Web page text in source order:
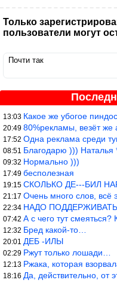
Только
пользователи могут
Почти так
13:03 Какое же убогое
20:49 80%рекламы, везёт же
17:52 Одна реклама среди
08:51 Благодарю ))) Наталья
09:32 Нормально )))
17:49 бесполезная
19:15 СКОЛЬКО ДЕ---БИЛ
21:17 Очень много слов, всё это
22:34 НАДО
07:42 А с чего тут
12:32 Бред какой-то…
20:01 ДЕБ -ИЛЫ
02:29 Ржут только лошади…
12:13 Ржака, которая взорвала
18:16 Да, действительно, от